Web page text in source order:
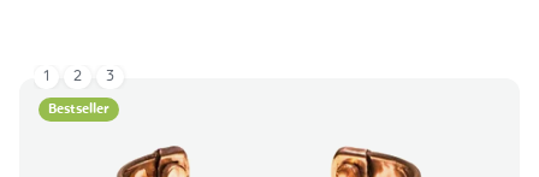
Bestseller
1 2 3